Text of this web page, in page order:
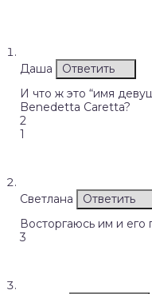
Даша
Ответить
И что ж это “имя
Benedetta Caretta?
2
1
Светлана
Ответить
Восторгаюсь им и
3